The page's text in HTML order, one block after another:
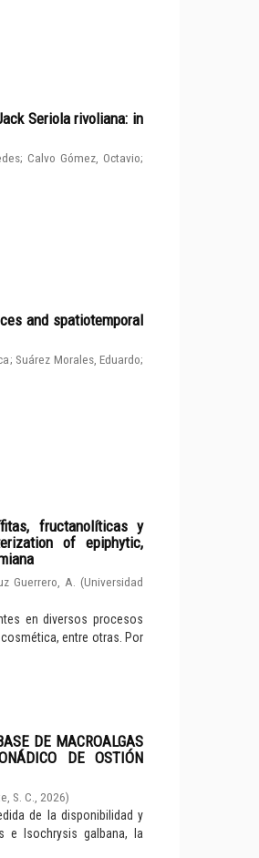
Seriola rivoliana: in
;Calvo Gómez, Octavio;
and spatiotemporal
; Suárez Morales, Eduardo;
fructanolíticas y
of epiphytic,
Guerrero, A. (Universidad
en diversos procesos
entre otras. Por
DE MACROALGAS
DE OSTIÓN
S. C., 2026)
de la disponibilidad y
e Isochrysis galbana, la